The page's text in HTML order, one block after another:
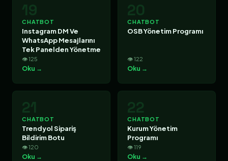
19
CHATBOT
Instagram DM Ve
WhatsApp Mesajlarını
Tek Panelden Yönetme
👁 125
Oku →
20
CHATBOT
OSB Yönetim Programı
👁 122
Oku →
21
CHATBOT
Trendyol Sipariş
Bildirim Botu
👁 120
Oku →
22
CHATBOT
Kurum Yönetim
Programı
👁 119
Oku →